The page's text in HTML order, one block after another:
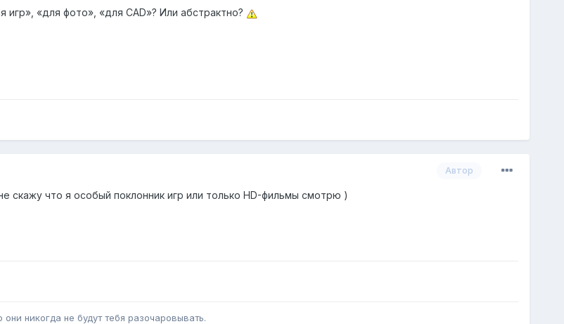
«для фото», «для CAD»? Или абстрактно?
Автор
скажу что я особый поклонник игр или только HD-фильмы смотрю )
никогда не будут тебя разочаровывать.